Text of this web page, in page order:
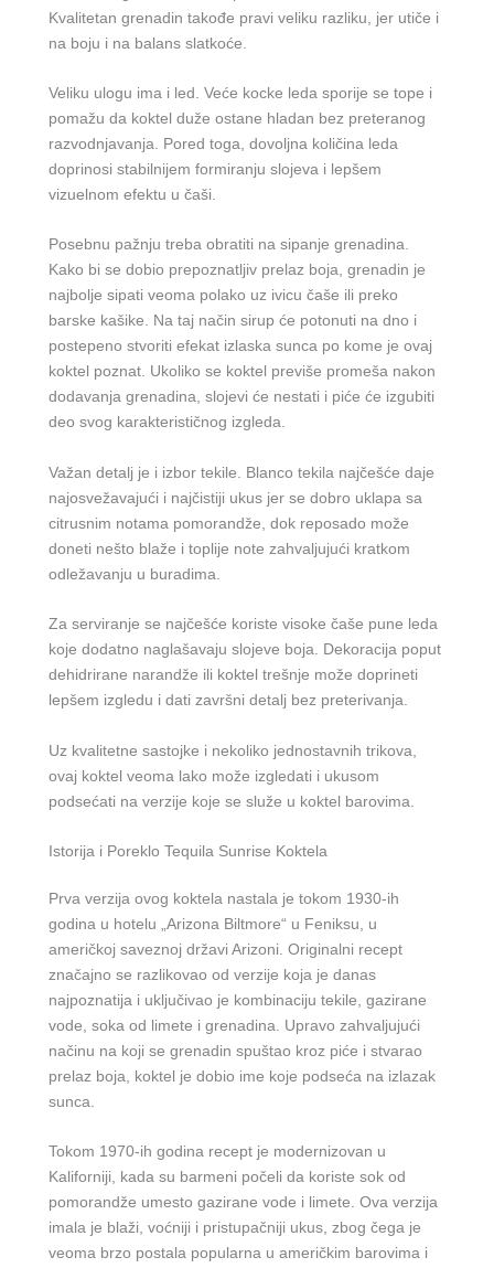
Kvalitetan grenadin takođe pravi veliku razliku, jer utiče i
na boju i na balans slatkoće.
Veliku ulogu ima i led. Veće kocke leda sporije se tope i
pomažu da koktel duže ostane hladan bez preteranog
razvodnjavanja. Pored toga, dovolјna količina leda
doprinosi stabilnijem formiranju slojeva i lepšem
vizuelnom efektu u čaši.
Posebnu pažnju treba obratiti na sipanje grenadina.
Kako bi se dobio prepoznatljiv prelaz boja, grenadin je
najbolje sipati veoma polako uz ivicu čaše ili preko
barske kašike. Na taj način sirup će potonuti na dno i
postepeno stvoriti efekat izlaska sunca po kome je ovaj
koktel poznat. Ukoliko se koktel previše promeša nakon
dodavanja grenadina, slojevi će nestati i piće će izgubiti
deo svog karakterističnog izgleda.
Važan detalj je i izbor tekile. Blanco tekila najčešće daje
najosvežavajući i najčistiji ukus jer se dobro uklapa sa
citrusnim notama pomorandže, dok reposado može
doneti nešto blaže i toplije note zahvaljujući kratkom
odležavanju u buradima.
Za serviranje se najčešće koriste visoke čaše pune leda
koje dodatno naglašavaju slojeve boja. Dekoracija poput
dehidrirane narandže ili koktel trešnje može doprineti
lepšem izgledu i dati završni detalj bez preterivanja.
Uz kvalitetne sastojke i nekoliko jednostavnih trikova,
ovaj koktel veoma lako može izgledati i ukusom
podsećati na verzije koje se služe u koktel barovima.
Istorija i Poreklo Tequila Sunrise Koktela
Prva verzija ovog koktela nastala je tokom 1930-ih
godina u hotelu „Arizona Biltmore“ u Feniksu, u
američkoj saveznoj državi Arizoni. Originalni recept
značajno se razlikovao od verzije koja je danas
najpoznatija i uključivao je kombinaciju tekile, gazirane
vode, soka od limete i grenadina. Upravo zahvaljujući
načinu na koji se grenadin spuštao kroz piće i stvarao
prelaz boja, koktel je dobio ime koje podseća na izlazak
sunca.
Tokom 1970-ih godina recept je modernizovan u
Kaliforniji, kada su barmeni počeli da koriste sok od
pomorandže umesto gazirane vode i limete. Ova verzija
imala je blaži, voćniji i pristupačniji ukus, zbog čega je
veoma brzo postala popularna u američkim barovima i